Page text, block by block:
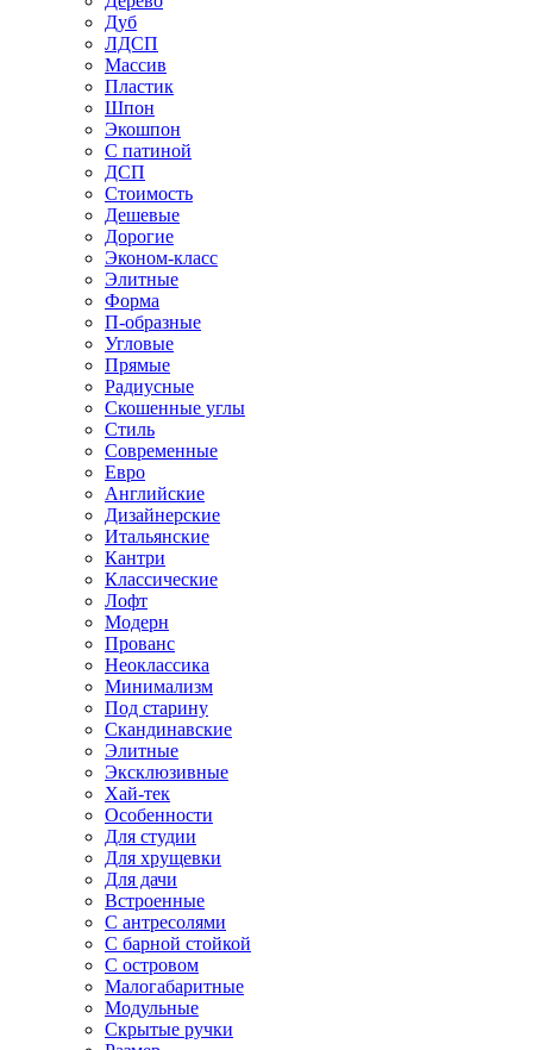
Дуб
ЛДСП
Массив
Пластик
Шпон
Экошпон
С патиной
ДСП
Стоимость
Дешевые
Дорогие
Эконом-класс
Элитные
Форма
П-образные
Угловые
Прямые
Радиусные
Скошенные углы
Стиль
Современные
Евро
Английские
Дизайнерские
Итальянские
Кантри
Классические
Лофт
Модерн
Прованс
Неоклассика
Минимализм
Под старину
Скандинавские
Элитные
Эксклюзивные
Хай-тек
Особенности
Для студии
Для хрущевки
Для дачи
Встроенные
С антресолями
С барной стойкой
С островом
Малогабаритные
Модульные
Скрытые ручки